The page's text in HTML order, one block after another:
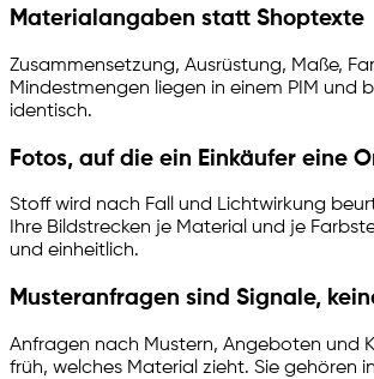
Materialangaben statt Shoptexte
Zusammensetzung, Ausrüstung, Maße,
Mindestmengen liegen in einem PIM und
identisch.
Fotos, auf die ein Einkäufer eine
Stoff wird nach Fall und Lichtwirkung
Ihre Bildstrecken je Material und je
und einheitlich.
Musteranfragen sind Signale,
Anfragen nach Mustern, Angeboten und
früh, welches Material zieht. Sie gehören